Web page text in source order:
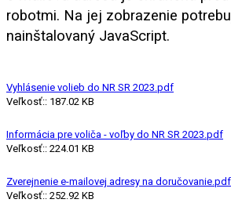
robotmi. Na jej zobrazenie
nainštalovaný JavaScript.
Vyhlásenie volieb do NR SR 2023.pdf
Veľkosť:: 187.02 KB
Informácia pre voliča - voľby do NR SR 2023.pdf
Veľkosť:: 224.01 KB
Zverejnenie e-mailovej adresy na doručovanie.pdf
Veľkosť:: 252.92 KB